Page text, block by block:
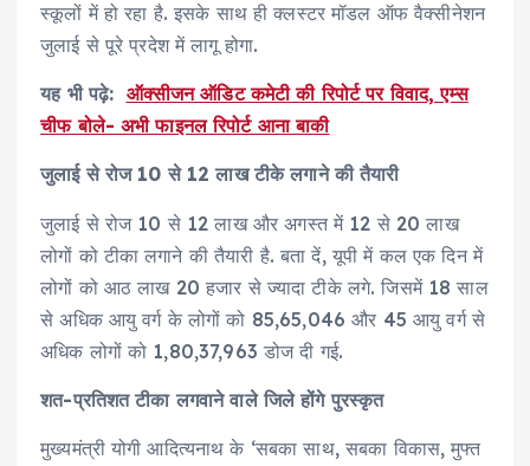
स्कूलों में हो रहा है. इसके साथ ही क्लस्टर मॉडल ऑफ वैक्सीनेशन
जुलाई से पूरे प्रदेश में लागू होगा.
यह भी पढ़े: ऑक्सीजन ऑडिट कमेटी की रिपोर्ट पर विवाद, एम्स
चीफ बोले- अभी फाइनल रिपोर्ट आना बाकी
जुलाई से रोज 10 से 12 लाख टीके लगाने की तैयारी
जुलाई से रोज 10 से 12 लाख और अगस्त में 12 से 20 लाख
लोगों को टीका लगाने की तैयारी है. बता दें, यूपी में कल एक दिन में
लोगों को आठ लाख 20 हजार से ज्यादा टीके लगे. जिसमें 18 साल
से अधिक आयु वर्ग के लोगों को 85,65,046 और 45 आयु वर्ग से
अधिक लोगों को 1,80,37,963 डोज दी गई.
शत-प्रतिशत टीका लगवाने वाले जिले होंगे पुरस्कृत
मुख्यमंत्री योगी आदित्यनाथ के ‘सबका साथ, सबका विकास, मुफ्त